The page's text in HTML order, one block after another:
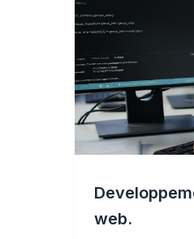
web.